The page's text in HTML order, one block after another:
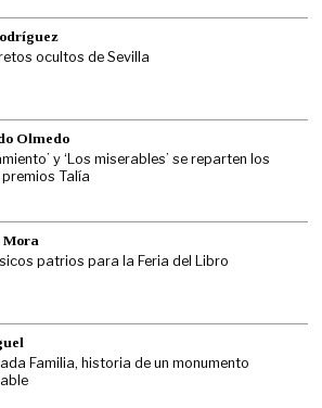
ocultos de Sevilla
Olmedo
y ‘Los miserables’ se reparten los
Talía
Mora
patrios para la Feria del Libro
Familia, historia de un monumento